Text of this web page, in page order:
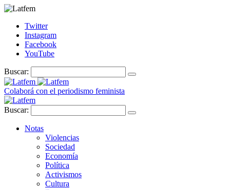
Twitter
Instagram
Facebook
YouTube
Buscar:
Colaborá con el periodismo feminista
Buscar:
Notas
Violencias
Sociedad
Economía
Política
Activismos
Cultura